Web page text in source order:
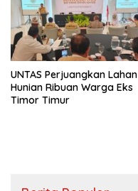
UNTAS Perjuangkan Lahan
Hunian Ribuan Warga Eks
Timor Timur